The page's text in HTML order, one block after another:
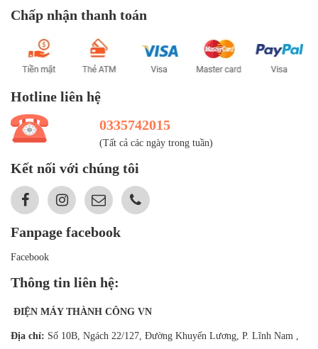
Chấp nhận thanh toán
Hotline liên hệ
0335742015
(Tất cả các ngày trong tuần)
Kết nối với chúng tôi
Fanpage facebook
Facebook
Thông tin liên hệ:
ĐIỆN MÁY THÀNH CÔNG VN
Địa chỉ: Số 10B, Ngách 22/127, Đường Khuyến Lương, P. Lĩnh Nam ,